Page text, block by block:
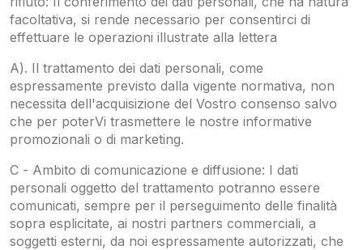
facoltativa, si rende necessario per consentirci di
effettuare le operazioni illustrate alla lettera
A). Il trattamento dei dati personali, come
espressamente previsto dalla vigente normativa, non
necessita dell'acquisizione del Vostro consenso salvo
che per poterVi trasmettere le nostre informative
promozionali o di marketing.
C - Ambito di comunicazione e diffusione: I dati
personali oggetto del trattamento potranno essere
comunicati, sempre per il perseguimento delle finalità
sopra esplicitate, ai nostri partners commerciali, a
soggetti esterni, da noi espressamente autorizzati, che